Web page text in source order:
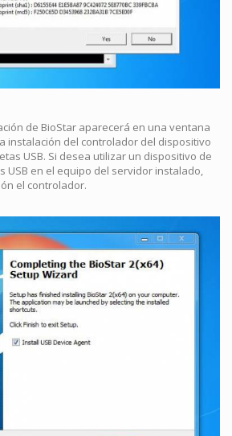
de BioStar aparecerá en una ventana
instalación del controlador del dispositivo
USB. Si desea utilizar un dispositivo de
USB en el equipo del servidor instalado,
el controlador.